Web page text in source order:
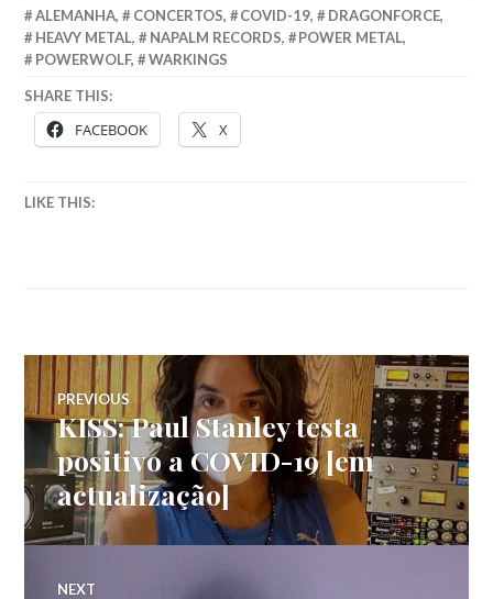
ALEMANHA, CONCERTOS, COVID-19, DRAGONFORCE,
HEAVY METAL, NAPALM RECORDS, POWER METAL,
POWERWOLF, WARKINGS
SHARE THIS:
FACEBOOK X
LIKE THIS:
Navegação
de
artigos
PREVIOUS
Previous
post:
KISS: Paul Stanley testa
positivo a COVID-19 [em
actualização]
NEXT